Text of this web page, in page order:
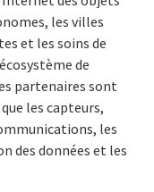
les villes
et les soins de
de
partenaires sont
les capteurs,
les
des données et les